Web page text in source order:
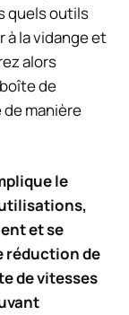
quels outils
la vidange et
alors
de
manière
le
et se
réduction de
de vitesses